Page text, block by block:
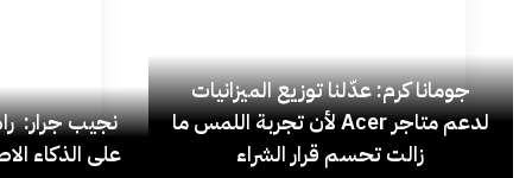
جومانا كرم: عدّلنا توزيع الميزانيات
لدعم متاجر Acer لأن تجربة اللمس ما
زالت تحسم قرار الشراء
نجيب جرار:
على الذكاء